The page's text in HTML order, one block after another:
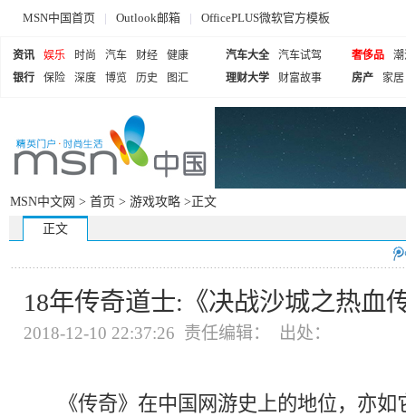
MSN中国首页 | Outlook邮箱 | OfficePLUS微软官方模板
资讯 娱乐 时尚 汽车 财经
健康
银行
保险 深度 博览 历史 图汇
汽车大全
汽车试驾
理财大学
财富故事
奢侈品
房产
家居
MSN中文网 > 首页 > 游戏攻略 >正文
正文
18年传奇道士:《决战沙城之热血
2018-12-10 22:37:26 责任编辑： 出处：
《传奇》在中国网游史上的地位，亦